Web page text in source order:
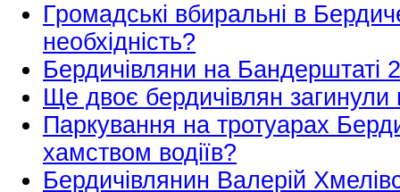
Громадські вбиральні в
необхідність?
Бердичівляни на Бандерштаті
Ще двоє бердичівлян загинули
Паркування на тротуарах
хамством водіїв?
Бердичівлянин Валерій